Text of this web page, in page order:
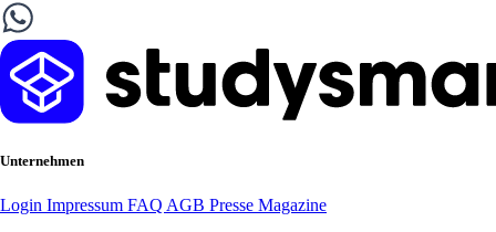
Unternehmen
Login Impressum FAQ AGB Presse Magazine